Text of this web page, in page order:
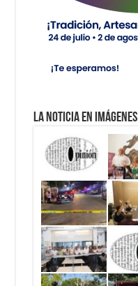
La Noticia en Imágenes